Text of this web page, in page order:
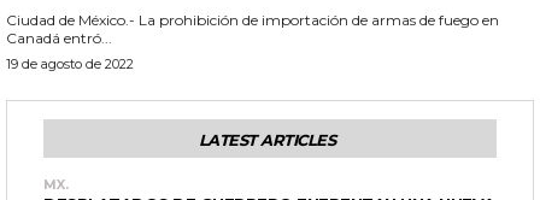
Ciudad de México.- La prohibición de importación de armas de fuego en
Canadá entró...
19 de agosto de 2022
LATEST ARTICLES
MX.